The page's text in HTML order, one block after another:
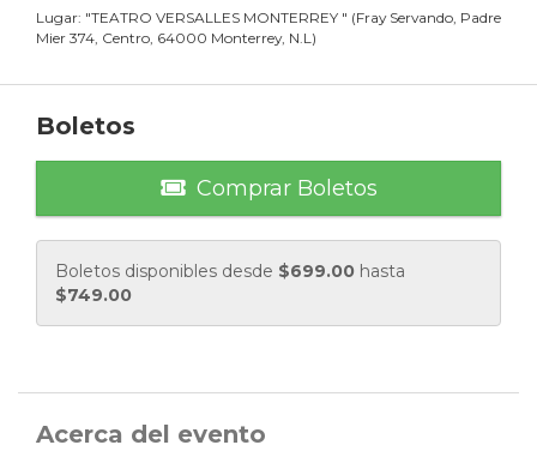
Lugar: "TEATRO VERSALLES MONTERREY " (Fray Servando, Padre
Mier 374, Centro, 64000 Monterrey, N.L)
Boletos
Comprar Boletos
Boletos disponibles desde $699.00 hasta
$749.00
Acerca del evento